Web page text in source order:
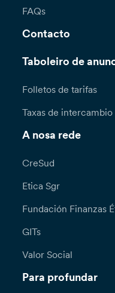
FAQs
Contacto
Taboleiro de
Folletos de tarifas
Taxas de intercambio
A nosa rede
CreSud
Etica Sgr
Fundación Finanzas
GITs
Valor Social
Para profundar